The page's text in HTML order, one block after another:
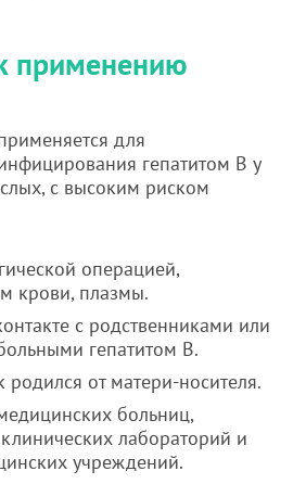
применению
для
гепатитом В у
с высоким риском
операцией,
крови, плазмы.
с родственниками или
гепатитом В.
родился от матери-носителя.
больниц,
лабораторий и
учреждений.